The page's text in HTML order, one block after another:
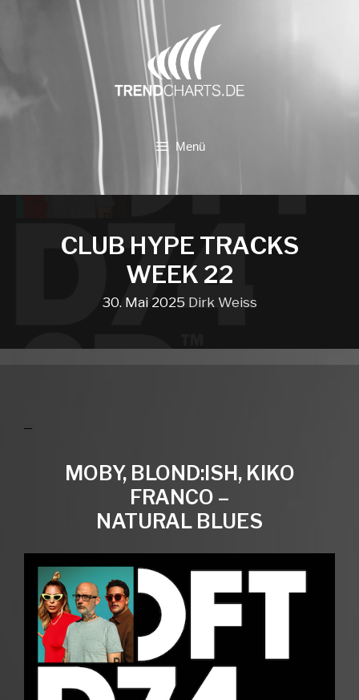
Menü
CLUB HYPE TRACKS
WEEK 22
30. Mai 2025 Dirk Weiss
MOBY, BLOND:ISH, KIKO
FRANCO –
NATURAL BLUES